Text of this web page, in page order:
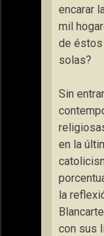
encarar
mil
de éstos
solas?
Sin
en la
la
con sus